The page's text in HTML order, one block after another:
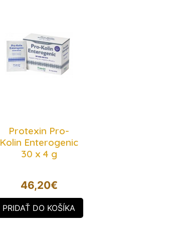
Protexin Pro-
Kolin Enterogenic
30 x 4 g
46,20€
PRIDAŤ DO KOŠÍKA